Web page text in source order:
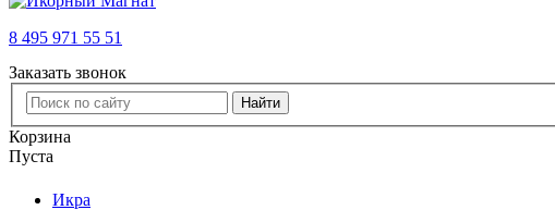
8 495 971 55 51
Заказать звонок
Найти
Корзина
Пуста
Икра